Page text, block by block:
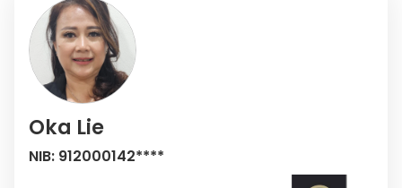
Oka Lie
NIB: 912000142****